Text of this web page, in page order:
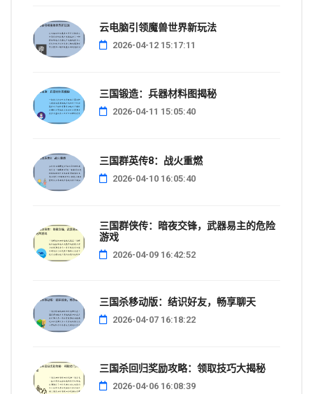
云电脑引领魔兽世界新玩法
2026-04-12 15:17:11
三国锻造：兵器材料图揭秘
2026-04-11 15:05:40
三国群英传8：战火重燃
2026-04-10 16:05:40
三国群侠传：暗夜交锋，武器易主的危险
游戏
2026-04-09 16:42:52
三国杀移动版：结识好友，畅享聊天
2026-04-07 16:18:22
三国杀回归奖励攻略：领取技巧大揭秘
2026-04-06 16:08:39